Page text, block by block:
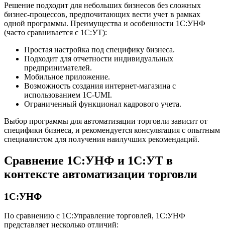
Решение подходит для небольших бизнесов без сложных
бизнес-процессов, предпочитающих вести учет в рамках
одной программы. Преимущества и особенности 1С:УНФ
(часто сравнивается с 1С:УТ):
Простая настройка под специфику бизнеса.
Подходит для отчетности индивидуальных
предпринимателей.
Мобильное приложение.
Возможность создания интернет-магазина с
использованием 1C-UMI.
Ограниченный функционал кадрового учета.
Выбор программы для автоматизации торговли зависит от
специфики бизнеса, и рекомендуется консультация с опытным
специалистом для получения наилучших рекомендаций.
Сравнение 1С:УНФ и 1С:УТ в
контексте автоматизации торговли
1С:УНФ
По сравнению с 1С:Управление торговлей, 1С:УНФ
представляет несколько отличий: